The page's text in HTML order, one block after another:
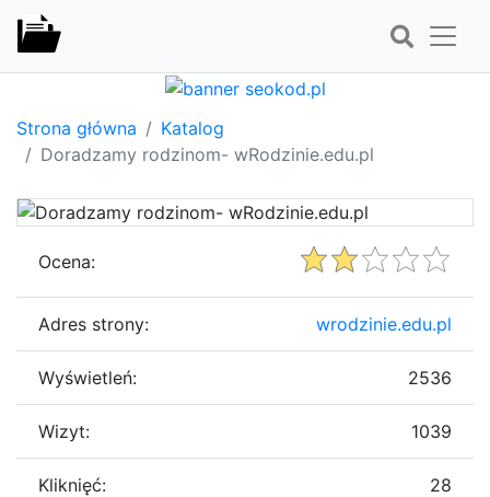
Strona główna
Katalog
Doradzamy rodzinom- wRodzinie.edu.pl
Ocena:
Adres strony: wrodzinie.edu.pl
Wyświetleń: 2536
Wizyt: 1039
Kliknięć: 28